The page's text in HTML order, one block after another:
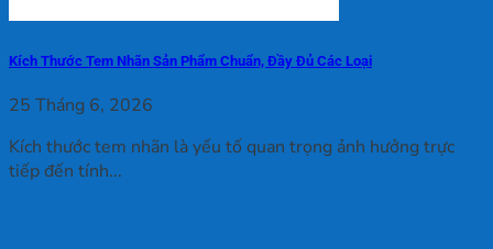
Kích Thước Tem Nhãn Sản Phẩm Chuẩn, Đầy Đủ Các Loại
25 Tháng 6, 2026
Kích thước tem nhãn là yếu tố quan trọng ảnh hưởng trực
tiếp đến tính...